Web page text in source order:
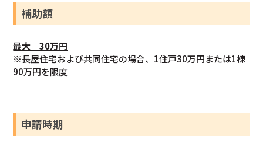
補助額
最大 30万円
※長屋住宅および共同住宅の場合、1住戸30万円または1棟
90万円を限度
申請時期